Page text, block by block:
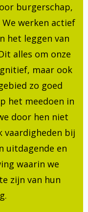
burgerschap,
werken actief
het leggen van
alles om onze
maar ook
zo goed
het meedoen in
door hen niet
vaardigheden bij
uitdagende en
waarin we
zijn van hun